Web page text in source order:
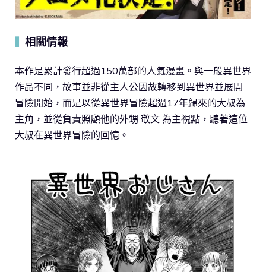
相關情報
本作是累計發行超過150萬部的人氣漫畫。與一般異世界
作品不同，故事並非從主人公因故轉移到異世界並展開
冒險開始，而是以從異世界冒險超過17年歸來的大叔為
主角，並從負責照顧他的外甥 敬文 為主視點，聽著這位
大叔在異世界冒險的回憶。